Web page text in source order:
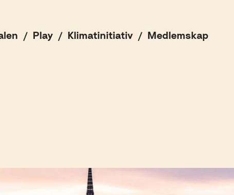
Play Klimatinitiativ Medlemskap